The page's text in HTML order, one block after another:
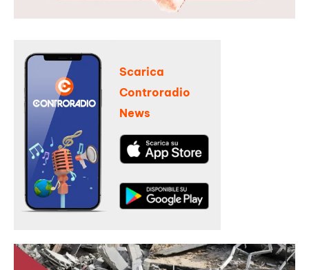
Scarica
Controradio
News